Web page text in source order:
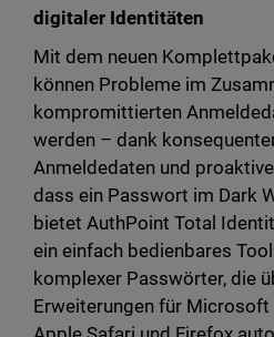
digitaler Identitäten
Mit dem neuen
können Probleme im
kompromittierten
werden – dank
Anmeldedaten und
dass ein Passwort im Dark
bietet AuthPoint Total
ein einfach bedienbares
komplexer Passwörter, die
Erweiterungen für Microsoft